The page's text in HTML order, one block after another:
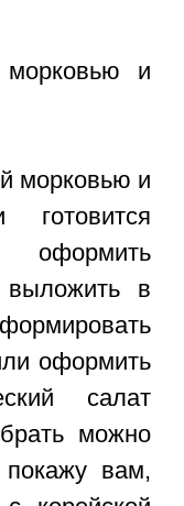
морковью и
готовится
оформить
в
оформить
салат
можно
вам,